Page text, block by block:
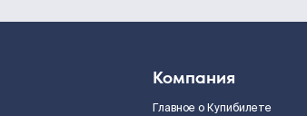
Компания
Главное о Купибилете